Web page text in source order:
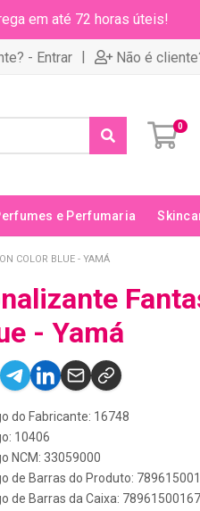
em até 72 horas úteis!
- Entrar | Não é
0
e Perfumaria
COLOR BLUE - YAMÁ
- Yamá
do Fabricante: 16748
10406
NCM: 33059000
de Barras do Produto:
de Barras da Caixa: